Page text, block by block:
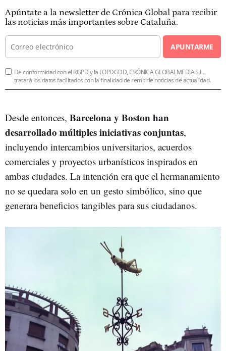
Apúntate a la newsletter de Crónica Global para recibir
las noticias más importantes sobre Cataluña.
APUNTARME
De conformidad con el RGPD y la LOPDGDD, CRÓNICA GLOBALMEDIA S.L.
tratará los datos facilitados con la finalidad de remitirle noticias de actualidad.
Desde entonces, Barcelona y Boston han
desarrollado múltiples iniciativas conjuntas,
incluyendo intercambios universitarios, acuerdos
comerciales y proyectos urbanísticos inspirados en
ambas ciudades. La intención era que el hermanamiento
no se quedara solo en un gesto simbólico, sino que
generara beneficios tangibles para sus ciudadanos.